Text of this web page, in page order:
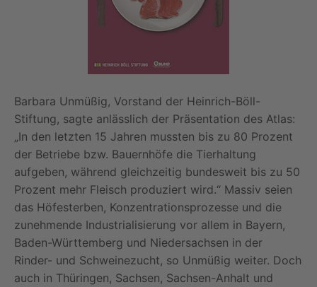
Barbara Unmüßig, Vorstand der Heinrich-Böll-
Stiftung, sagte anlässlich der Präsentation des Atlas:
„In den letzten 15 Jahren mussten bis zu 80 Prozent
der Betriebe bzw. Bauernhöfe die Tierhaltung
aufgeben, während gleichzeitig bundesweit bis zu 50
Prozent mehr Fleisch produziert wird.“ Massiv seien
das Höfesterben, Konzentrationsprozesse und die
zunehmende Industrialisierung vor allem in Bayern,
Baden-Württemberg und Niedersachsen in der
Rinder- und Schweinezucht, so Unmüßig weiter. Doch
auch in Thüringen, Sachsen, Sachsen-Anhalt und